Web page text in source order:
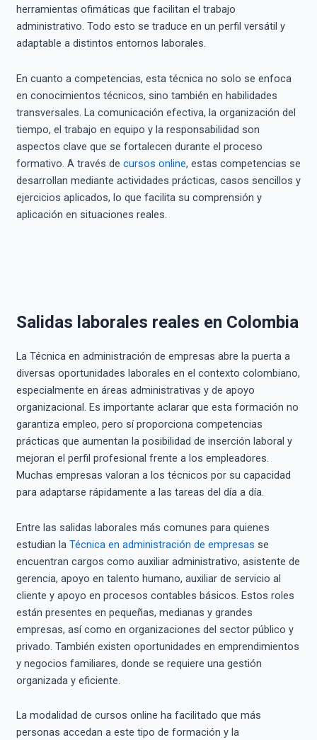
herramientas ofimáticas que facilitan el trabajo
administrativo. Todo esto se traduce en un perfil versátil y
adaptable a distintos entornos laborales.
En cuanto a competencias, esta técnica no solo se enfoca
en conocimientos técnicos, sino también en habilidades
transversales. La comunicación efectiva, la organización del
tiempo, el trabajo en equipo y la responsabilidad son
aspectos clave que se fortalecen durante el proceso
formativo. A través de cursos online, estas competencias se
desarrollan mediante actividades prácticas, casos sencillos y
ejercicios aplicados, lo que facilita su comprensión y
aplicación en situaciones reales.
Salidas laborales reales en Colombia
La Técnica en administración de empresas abre la puerta a
diversas oportunidades laborales en el contexto colombiano,
especialmente en áreas administrativas y de apoyo
organizacional. Es importante aclarar que esta formación no
garantiza empleo, pero sí proporciona competencias
prácticas que aumentan la posibilidad de inserción laboral y
mejoran el perfil profesional frente a los empleadores.
Muchas empresas valoran a los técnicos por su capacidad
para adaptarse rápidamente a las tareas del día a día.
Entre las salidas laborales más comunes para quienes
estudian la Técnica en administración de empresas se
encuentran cargos como auxiliar administrativo, asistente de
gerencia, apoyo en talento humano, auxiliar de servicio al
cliente y apoyo en procesos contables básicos. Estos roles
están presentes en pequeñas, medianas y grandes
empresas, así como en organizaciones del sector público y
privado. También existen oportunidades en emprendimientos
y negocios familiares, donde se requiere una gestión
organizada y eficiente.
La modalidad de cursos online ha facilitado que más
personas accedan a este tipo de formación y la